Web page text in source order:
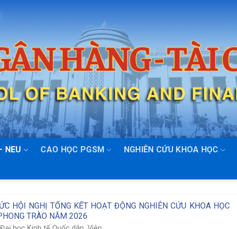
NEU CAO HỌC PGSM NGHIÊN CỨU KHOA HỌC
HỘI NGHỊ TỔNG KẾT HOẠT ĐỘNG NGHIÊN CỨU KHOA HỌC
TRÀO NĂM 2026